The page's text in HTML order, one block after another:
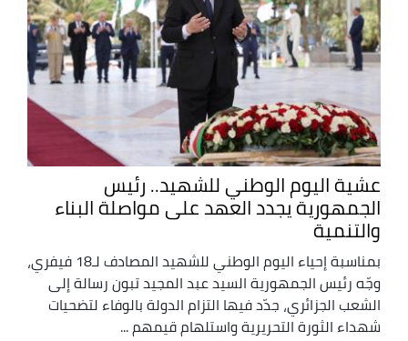
عشية اليوم الوطني للشهيد.. رئيس
الجمهورية يجدد العهد على مواصلة البناء
والتنمية
بمناسبة إحياء اليوم الوطني للشهيد المصادف لـ18 فيفري،
وجّه رئيس الجمهورية السيد عبد المجيد تبون رسالة إلى
الشعب الجزائري، جدّد فيها التزام الدولة بالوفاء لتضحيات
شهداء الثورة التحريرية واستلهام قيمهم ...